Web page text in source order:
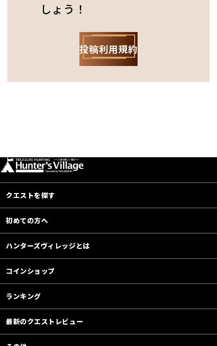
しょう！
投稿利用規約
クエストを探す
初めての方へ
ハンターズヴィレッジとは
コインショップ
ランキング
最新のクエストレビュー